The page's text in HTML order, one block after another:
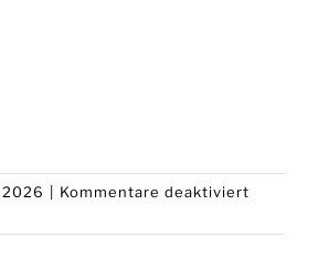
Kommentare deaktiviert